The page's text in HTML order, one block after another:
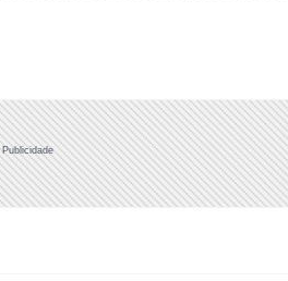
Publicidade